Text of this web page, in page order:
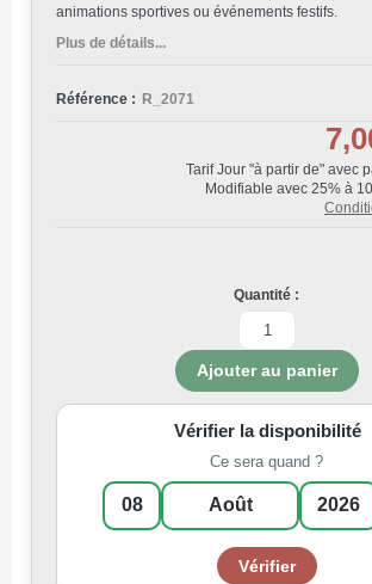
animations sportives ou événements festifs.
Plus de détails...
Référence : R_2071
Tarif Jour "à partir de" avec
Modifiable avec 25% à
Quantité :
Vérifier la disponibilité
Ce sera quand ?